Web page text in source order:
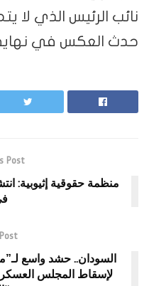
نائب الرئيس الذي لا
حدث العكس في
Post
منظمة حقوقية إثيوبية:
السودان.. حشد واسع
لإسقاط المجلس